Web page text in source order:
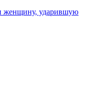
женщину, ударившую